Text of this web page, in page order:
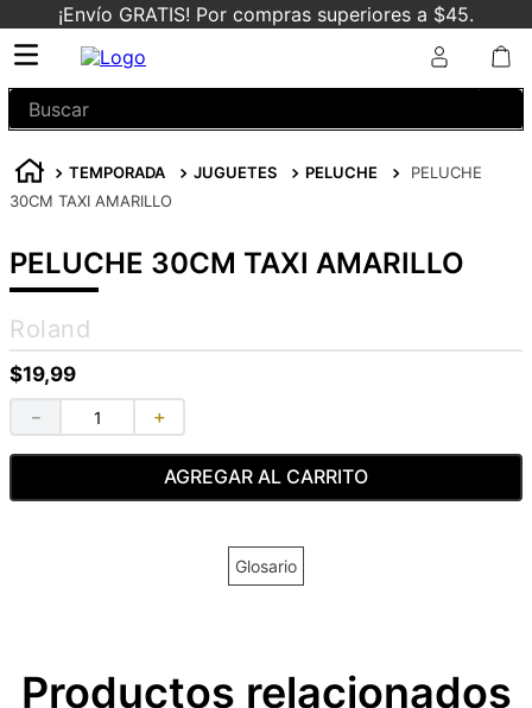
¡Envío GRATIS! Por compras superiores a $45.
Buscar
TEMPORADA JUGUETES PELUCHE
PELUCHE
30CM TAXI AMARILLO
PELUCHE 30CM TAXI AMARILLO
Roland
$19,99
＋
－
AGREGAR AL CARRITO
Glosario
Productos relacionados